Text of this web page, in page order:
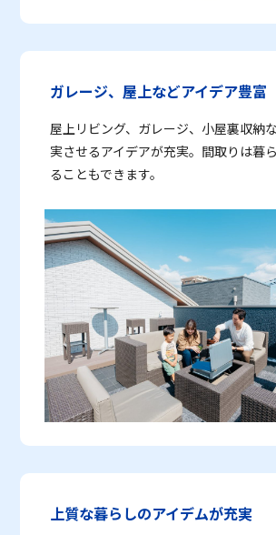
ガレージ、屋上などアイデア豊富
屋上リビング、ガレージ、小屋裏収納
実させるアイデアが充実。間取りは暮
ることもできます。
上質な暮らしのアイデムが充実